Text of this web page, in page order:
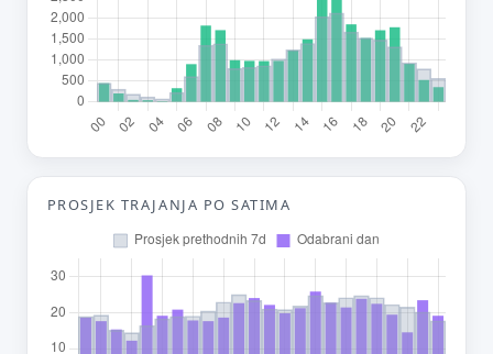
PROSJEK TRAJANJA PO SATIMA
E-mail (opcionalno)
Ne moraš upisati e-mail — prijedlog možeš poslati i anonimno.
Odustani Pošalji